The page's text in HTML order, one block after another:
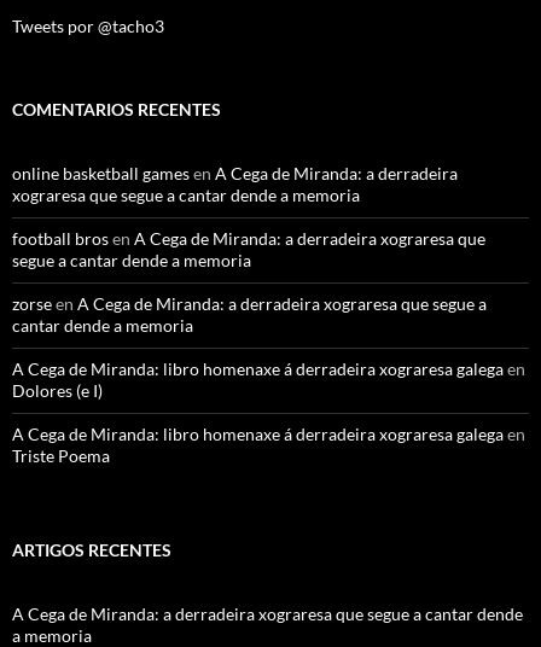
Tweets por @tacho3
COMENTARIOS RECENTES
online basketball gamesen A Cega de Miranda: a derradeira
xograresa que segue a cantar dende a memoria
football brosen A Cega de Miranda: a derradeira xograresa que
segue a cantar dende a memoria
zorseen A Cega de Miranda: a derradeira xograresa que segue a
cantar dende a memoria
A Cega de Miranda: libro homenaxe á derradeira xograresa galegaen
Dolores (e I)
A Cega de Miranda: libro homenaxe á derradeira xograresa galegaen
Triste Poema
ARTIGOS RECENTES
A Cega de Miranda: a derradeira xograresa que segue a cantar dende
a memoria